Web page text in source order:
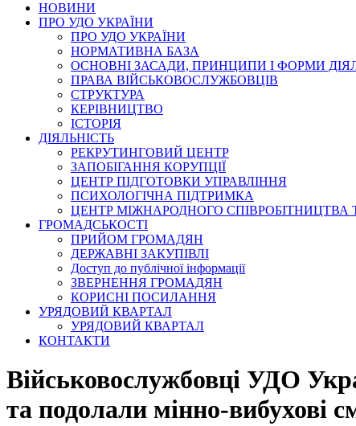
НОВИНИ
ПРО УДО УКРАЇНИ
ПРО УДО УКРАЇНИ
НОРМАТИВНА БАЗА
ОСНОВНІ ЗАСАДИ, ПРИНЦИПИ І ФОРМИ
ПРАВА ВІЙСЬКОВОСЛУЖБОВЦІВ
СТРУКТУРА
КЕРІВНИЦТВО
ІСТОРІЯ
ДІЯЛЬНІСТЬ
РЕКРУТИНГОВИЙ ЦЕНТР
ЗАПОБІГАННЯ КОРУПЦІЇ
ЦЕНТР ПІДГОТОВКИ УПРАВЛІННЯ
ПСИХОЛОГІЧНА ПІДТРИМКА
ЦЕНТР МІЖНАРОДНОГО СПІВРОБІТНИЦТВА
ГРОМАДСЬКОСТІ
ПРИЙОМ ГРОМАДЯН
ДЕРЖАВНІ ЗАКУПІВЛІ
Доступ до публічної інформації
ЗВЕРНЕННЯ ГРОМАДЯН
КОРИСНІ ПОСИЛАННЯ
УРЯДОВИЙ КВАРТАЛ
УРЯДОВИЙ КВАРТАЛ
КОНТАКТИ
Військовослужбовці УДО
та подолали мінно-вибухові